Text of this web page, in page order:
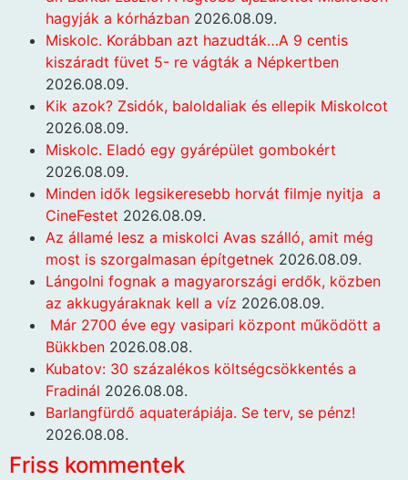
hagyják a kórházban 2026.08.09.
Miskolc. Korábban azt hazudták…A 9 centis
kiszáradt füvet 5- re vágták a Népkertben
2026.08.09.
Kik azok? Zsidók, baloldaliak és ellepik Miskolcot
2026.08.09.
Miskolc. Eladó egy gyárépület gombokért
2026.08.09.
Minden idők legsikeresebb horvát filmje nyitja a
CineFestet 2026.08.09.
Az államé lesz a miskolci Avas szálló, amit még
most is szorgalmasan építgetnek 2026.08.09.
Lángolni fognak a magyarországi erdők, közben
az akkugyáraknak kell a víz 2026.08.09.
Már 2700 éve egy vasipari központ működött a
Bükkben 2026.08.08.
Kubatov: 30 százalékos költségcsökkentés a
Fradinál 2026.08.08.
Barlangfürdő aquaterápiája. Se terv, se pénz!
2026.08.08.
Friss kommentek